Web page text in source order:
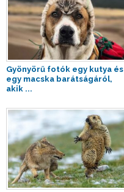
Gyönyörű fotók egy kutya és
egy macska barátságáról,
akik ...